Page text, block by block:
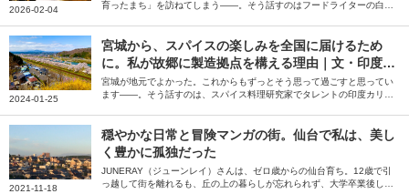
2026-02-04
育ったまち」を訪ねてしまう――。そう話すのはフードライターの白央
2024-01-25
宮城から、スパイスの楽しみを全国に届けるため
に。私が故郷に製造拠点を構える理由｜文・印度カ
リー子
宮城が地元でよかった。これからもずっとそう思って過ごすと思ってい
ます――。そう話すのは、スパイス料理研究家でタレントの印度カリー
2021-11-18
穏やかな日常と冒険マンガの街。仙台で私は、美し
く豊かに孤独だった
JUNERAY（ジューンレイ）さんは、ゼロ歳からの仙台育ち。12歳で引
っ越して街を離れるも、丘の上の暮らしが忘れられず、大学卒業後しば